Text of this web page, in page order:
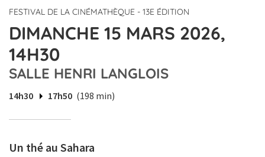
FESTIVAL DE LA CINÉMATHÈQUE - 13E ÉDITION
DIMANCHE 15 MARS 2026,
14H30
SALLE HENRI LANGLOIS
14h30 17h50 (198 min)
Un thé au Sahara